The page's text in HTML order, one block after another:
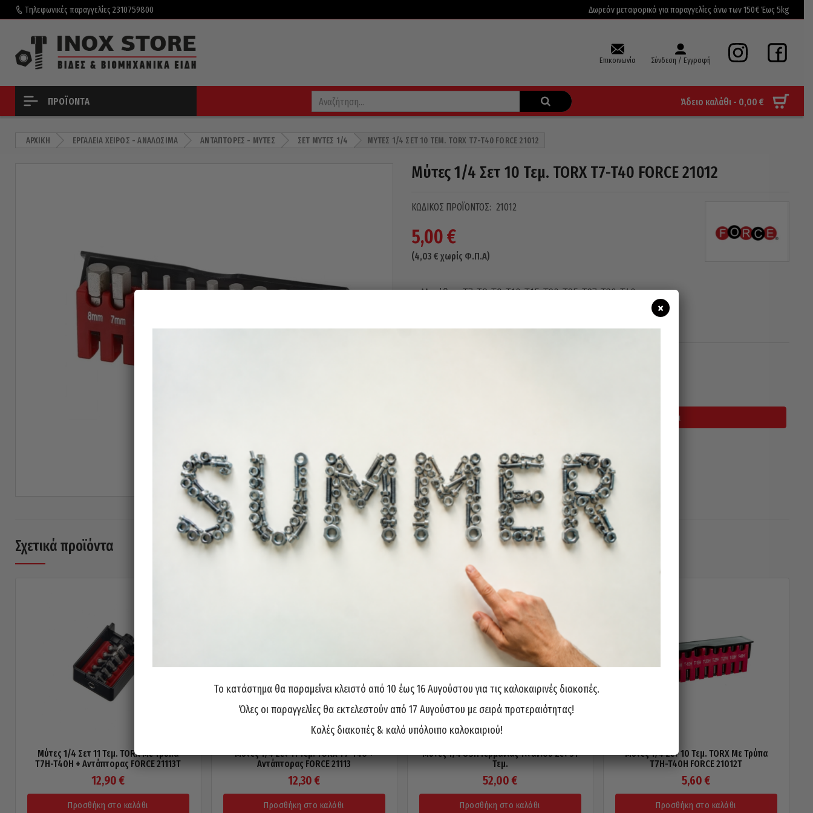
Τηλεφωνικές παραγγελίες 2310759800 Δωρεάν μεταφορικά για παραγγελίες άνω των 150€ Έως 5kg
Επικοινωνία Σύνδεση / Εγγραφή
ΠΡΟΪΌΝΤΑ Άδειο καλάθι - 0,00 €
ΑΡΧΙΚΉ ΕΡΓΑΛΕΊΑ ΧΕΙΡΌΣ - ΑΝΑΛΏΣΙΜΑ ΑΝΤΆΠΤΟΡΕΣ - ΜΎΤΕΣ ΣΕΤ ΜΎΤΕΣ 1/4 ΜΎΤΕΣ 1/4 ΣΕΤ 10 ΤΕΜ. TORX T7-T40 FORCE 21012
Μύτες 1/4 Σετ 10 Τεμ. TORX T7-T40 FORCE 21012
ΚΩΔΙΚΌΣ ΠΡΟΪΌΝΤΟΣ: 21012
5,00€
(4,03 € χωρίς Φ.Π.Α)
Μεγέθη : T7-T8-T9-T10-T15-T20-T25-T27-T30-T40
Προσθήκη Στο Καλάθι
Σχετικά προϊόντα
Μύτες 1/4 Σετ 11 Τεμ. TORX Με Τρύπα
T7H-T40H + Αντάπτορας FORCE 21113T
12,90 €
Προσθήκη στο καλάθι
Μύτες 1/4 Σετ 11 Τεμ. TORX T7-T40 +
Αντάπτορας FORCE 21113
12,30 €
Προσθήκη στο καλάθι
Μύτες 1/4 USH Γερμανίας Τιτανίου Σετ 31
Τεμ.
52,00 €
Προσθήκη στο καλάθι
Μύτες 1/4 Σετ 10 Τεμ. TORX Με Τρύπα
T7H-T40H FORCE 21012T
5,60 €
Προσθήκη στο καλάθι
Το κατάστημα θα παραμείνει κλειστό από 10 έως 16 Αυγούστου για τις καλοκαιρινές διακοπές.
Όλες οι παραγγελίες θα εκτελεστούν από 17 Αυγούστου με σειρά προτεραιότητας!
Καλές διακοπές & καλό υπόλοιπο καλοκαιριού!
×